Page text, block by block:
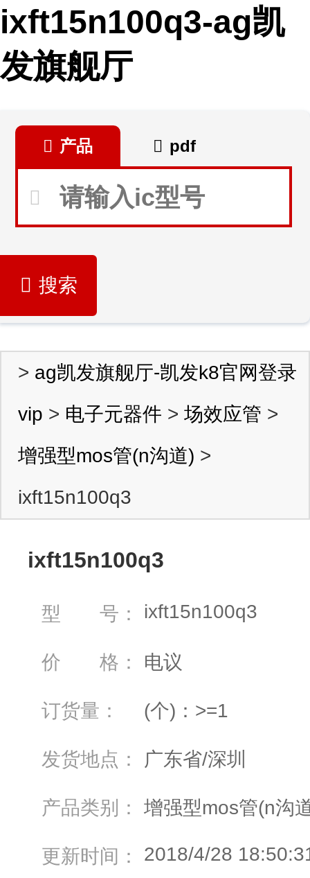
ixft15n100q3-ag凯
发旗舰厅
产品 pdf
搜索
> ag凯发旗舰厅-凯发k8官网登录
vip > 电子元器件 > 场效应管 >
增强型mos管(n沟道) >
ixft15n100q3
ixft15n100q3
型 号： ixft15n100q3
价 格： 电议
订货量： (个)：>=1
发货地点： 广东省/深圳
产品类别： 增强型mos管(n沟
更新时间： 2018/4/28